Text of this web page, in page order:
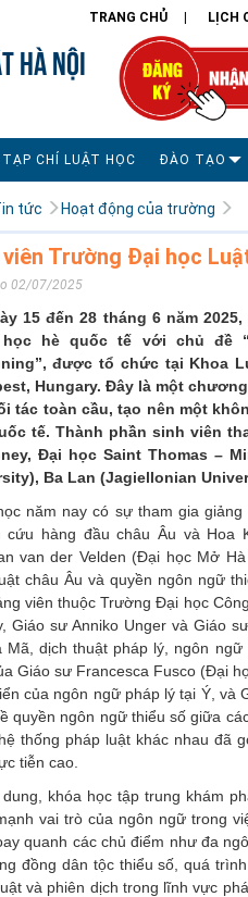
TRANG CHỦ LỊCH
HÀ NỘI
TẠP CHÍ LUẬT HỌC ĐÀO TẠO
tức Hoạt động của trường
viên Trường Đại học
02/07/2025
15 đến 28 tháng 6 năm
học hè quốc tế với chủ đề
được tổ chức tại Khoa
Hungary. Đây là một
tác toàn cầu, tạo nên một
tế. Thành phần sinh viên
Đại học Saint Thomas –
Ba Lan (Jagiellonian
năm nay có sự tham gia
cứu hàng đầu châu Âu và Hoa
van der Velden (Đại học Mở
châu Âu và quyền ngôn ngữ
viên thuộc Trường Đại học
Giáo sư Anniko Unger và Giáo
Mã, dịch thuật pháp lý, ngôn
Giáo sư Francesca Fusco (Đại
của ngôn ngữ pháp lý tại Ý, và
quyền ngôn ngữ thiểu số giữa
thống pháp luật khác nhau đã
tiễn cao.
dung, khóa học tập trung khám
vai trò của ngôn ngữ trong
quanh các chủ điểm như đa
đồng dân tộc thiểu số, quá
và phiên dịch trong lĩnh vực